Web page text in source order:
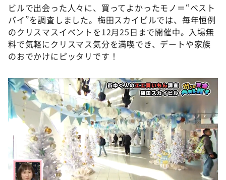
ポツンと一軒家
ザキ山小屋本館
ぺこぱのまるスポ
ビルで出会った人々に、買ってよかったモノ＝“ベスト
バイ”を調査しました。梅田スカイビルでは、毎年恒例
のクリスマスイベントを12月25日まで開催中。入場無
料で気軽にクリスマス気分を満喫でき、デートや家族
のおでかけにピッタリです！